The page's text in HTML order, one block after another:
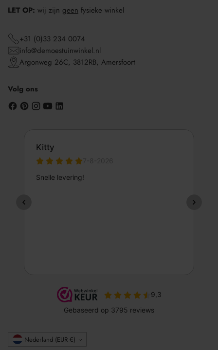
LET OP: wij zijn geen fysieke winkel
+31 (0)33 234 0074
info@demoestuinwinkel.nl
Argonweg 26C, 3812RB, Amersfoort
Volg ons
Valuta Nederland (EUR €)